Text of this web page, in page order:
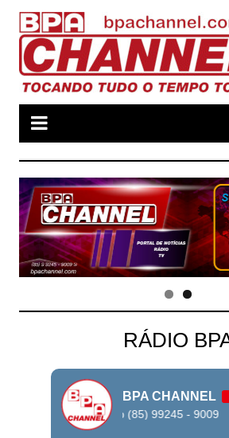
para
conteúdo
RÁDIO
BPA CHANNEL
WhatsApp (85) 99245 - 9009